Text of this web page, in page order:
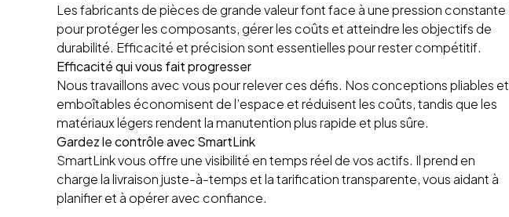
Les fabricants de pièces de grande valeur font face à une pression constante
pour protéger les composants, gérer les coûts et atteindre les objectifs de
durabilité. Efficacité et précision sont essentielles pour rester compétitif.
Efficacité qui vous fait progresser
Nous travaillons avec vous pour relever ces défis. Nos conceptions pliables et
emboîtables économisent de l’espace et réduisent les coûts, tandis que les
matériaux légers rendent la manutention plus rapide et plus sûre.
Gardez le contrôle avec SmartLink
SmartLink vous offre une visibilité en temps réel de vos actifs. Il prend en
charge la livraison juste-à-temps et la tarification transparente, vous aidant à
planifier et à opérer avec confiance.